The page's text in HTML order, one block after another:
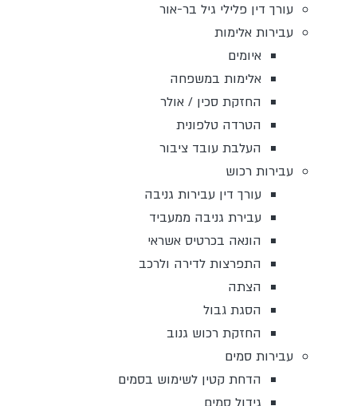
עורך דין פלילי גיל בר-אור
עבירות אלימות
איומים
אלימות במשפחה
החזקת סכין / אולר
הטרדה טלפונית
העלבת עובד ציבור
עבירות רכוש
עורך דין עבירות גניבה
עבירת גניבה ממעביד
הונאה בכרטיס אשראי
התפרצות לדירה ולרכב
הצתה
הסגת גבול
החזקת רכוש גנוב
עבירות סמים
הדחת קטין לשימוש בסמים